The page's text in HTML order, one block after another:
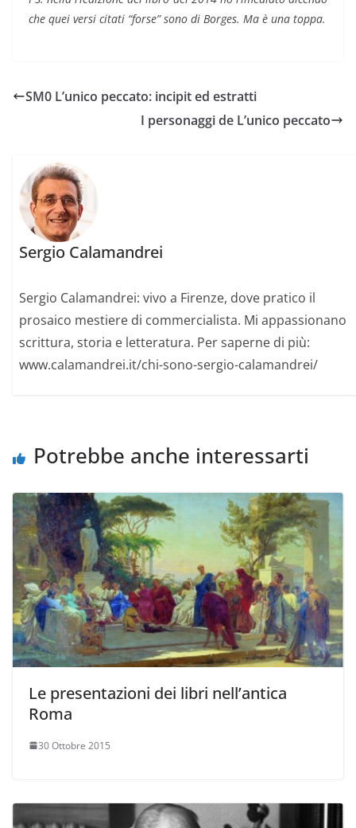
che quei versi citati “forse” sono di Borges. Ma è una toppa.
SM0 L’unico peccato: incipit ed estratti
I personaggi de L’unico peccato
Sergio Calamandrei
Sergio Calamandrei: vivo a Firenze, dove pratico il
prosaico mestiere di commercialista. Mi appassionano
scrittura, storia e letteratura. Per saperne di più:
www.calamandrei.it/chi-sono-sergio-calamandrei/
Potrebbe anche interessarti
Le presentazioni dei libri nell’antica
Roma
30 Ottobre 2015